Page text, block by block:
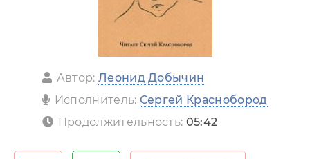
Автор: Леонид Добычин
Исполнитель: Сергей Краснобород
Продолжительность: 05:42